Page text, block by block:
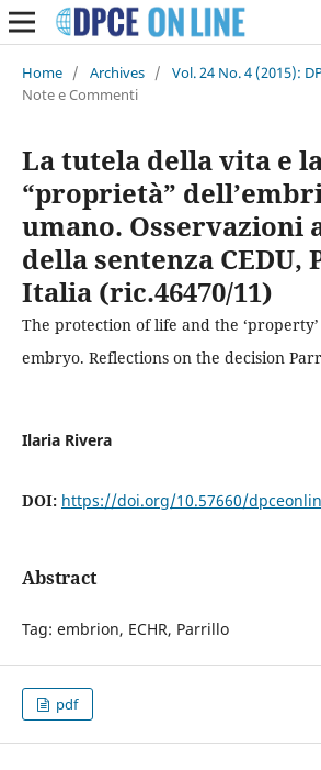
Home / Archives / Vol. 24 No. 4 (2015):
Note e Commenti
La tutela della vita e
“proprietà”
umano. Osservazioni
della sentenza CEDU,
Italia (ric.46470/11)
The protection of life and the
embryo. Reflections on the decision
Ilaria Rivera
DOI: https://doi.org/10.57660/
Abstract
Tag: embrion, ECHR, Parrillo
pdf